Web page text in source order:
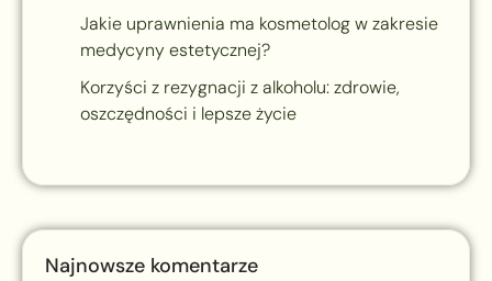
Jakie uprawnienia ma kosmetolog w zakresie
medycyny estetycznej?
Korzyści z rezygnacji z alkoholu: zdrowie,
oszczędności i lepsze życie
Najnowsze komentarze